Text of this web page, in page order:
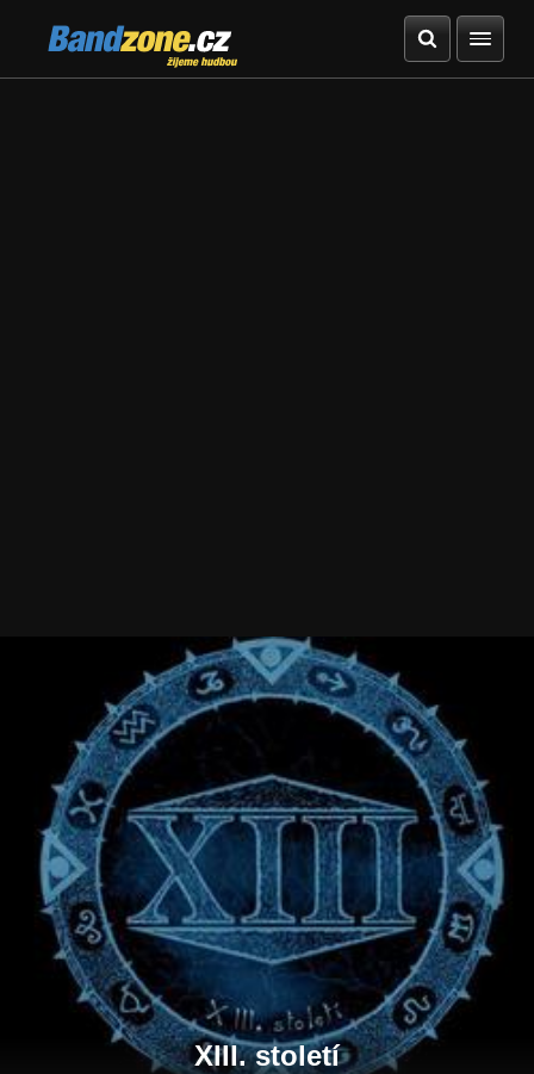
Bandzone.cz
žijeme hudbou
XIII. století